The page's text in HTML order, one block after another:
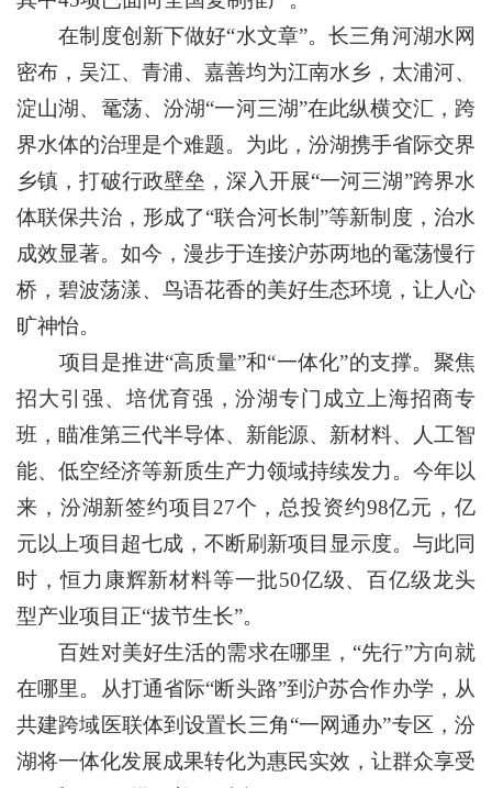
在制度创新下做好“水文章”。长三角河湖水网
密布，吴江、青浦、嘉善均为江南水乡，太浦河、
淀山湖、鼋荡、汾湖“一河三湖”在此纵横交汇，跨
界水体的治理是个难题。为此，汾湖携手省际交界
乡镇，打破行政壁垒，深入开展“一河三湖”跨界水
体联保共治，形成了“联合河长制”等新制度，治水
成效显著。如今，漫步于连接沪苏两地的鼋荡慢行
桥，碧波荡漾、鸟语花香的美好生态环境，让人心
旷神怡。
项目是推进“高质量”和“一体化”的支撑。聚焦
招大引强、培优育强，汾湖专门成立上海招商专
班，瞄准第三代半导体、新能源、新材料、人工智
能、低空经济等新质生产力领域持续发力。今年以
来，汾湖新签约项目27个，总投资约98亿元，亿
元以上项目超七成，不断刷新项目显示度。与此同
时，恒力康辉新材料等一批50亿级、百亿级龙头
型产业项目正“拔节生长”。
百姓对美好生活的需求在哪里，“先行”方向就
在哪里。从打通省际“断头路”到沪苏合作办学，从
共建跨域医联体到设置长三角“一网通办”专区，汾
湖将一体化发展成果转化为惠民实效，让群众享受